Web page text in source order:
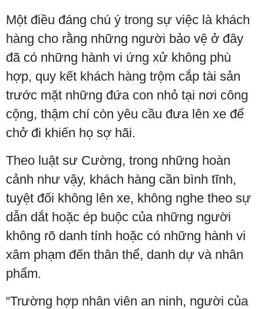
Một điều đáng chú ý trong sự việc là khách
hàng cho rằng những người bảo vệ ở đây
đã có những hành vi ứng xử không phù
hợp, quy kết khách hàng trộm cắp tài sản
trước mặt những đứa con nhỏ tại nơi công
cộng, thậm chí còn yêu cầu đưa lên xe để
chở đi khiến họ sợ hãi.
Theo luật sư Cường, trong những hoàn
cảnh như vậy, khách hàng cần bình tĩnh,
tuyệt đối không lên xe, không nghe theo sự
dẫn dắt hoặc ép buộc của những người
không rõ danh tính hoặc có những hành vi
xâm phạm đến thân thể, danh dự và nhân
phẩm.
“Trường hợp nhân viên an ninh, người của